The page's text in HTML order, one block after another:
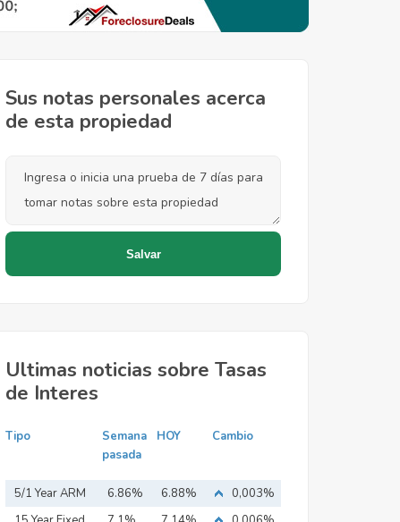
Sus notas personales acerca
de esta propiedad
Ultimas noticias sobre Tasas
de Interes
Tipo
Semana
pasada
HOY Cambio
5/1 Year ARM 6.86% 6.88%
0,003%